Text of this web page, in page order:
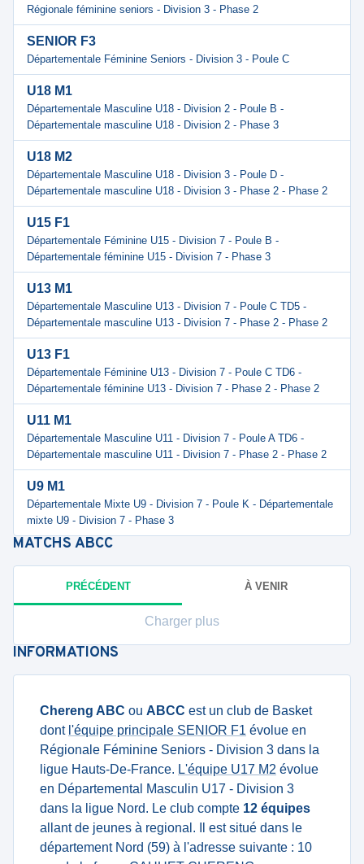
Régionale féminine seniors - Division 3 - Phase 2
SENIOR F3
Départementale Féminine Seniors - Division 3 - Poule C
U18 M1
Départementale Masculine U18 - Division 2 - Poule B -
Départementale masculine U18 - Division 2 - Phase 3
U18 M2
Départementale Masculine U18 - Division 3 - Poule D -
Départementale masculine U18 - Division 3 - Phase 2 - Phase 2
U15 F1
Départementale Féminine U15 - Division 7 - Poule B -
Départementale féminine U15 - Division 7 - Phase 3
U13 M1
Départementale Masculine U13 - Division 7 - Poule C TD5 -
Départementale masculine U13 - Division 7 - Phase 2 - Phase 2
U13 F1
Départementale Féminine U13 - Division 7 - Poule C TD6 -
Départementale féminine U13 - Division 7 - Phase 2 - Phase 2
U11 M1
Départementale Masculine U11 - Division 7 - Poule A TD6 -
Départementale masculine U11 - Division 7 - Phase 2 - Phase 2
U9 M1
Départementale Mixte U9 - Division 7 - Poule K - Départementale
mixte U9 - Division 7 - Phase 3
MATCHS ABCC
PRÉCÉDENT À VENIR
Charger plus
INFORMATIONS
Chereng ABC ou ABCC est un club de Basket
dont l'équipe principale SENIOR F1 évolue en
Régionale Féminine Seniors - Division 3 dans la
ligue Hauts-De-France. L'équipe U17 M2 évolue
en Départemental Masculin U17 - Division 3
dans la ligue Nord. Le club compte 12 équipes
allant de jeunes à regional. Il est situé dans le
département Nord (59) à l'adresse suivante : 10